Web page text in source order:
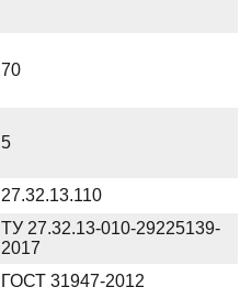
70
5
27.32.13.110
ТУ 27.32.13-010-29225139-
2017
ГОСТ 31947-2012